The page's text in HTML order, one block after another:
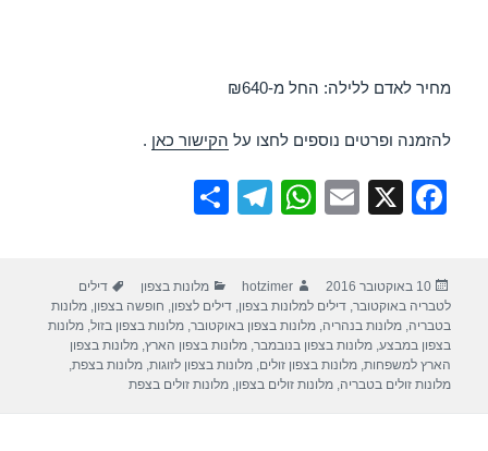
מחיר לאדם ללילה: החל מ-₪640
להזמנה ופרטים נוספים לחצו על הקישור כאן .
F
e
b
o
X
E
W
s
A
p
T
gr
a
m
e
פורסם
בתאריך
10 באוקטובר 2016 מחבר
hotzimer קטגוריות
מלונות בצפון תגיות
דילים
לטבריה באוקטובר,דילים למלונות בצפון,דילים לצפון, חופשה בצפון,מלונות
בטבריה,מלונות בנהריה,מלונות בצפון באוקטובר,מלונות בצפון בזול,מלונות
בצפון במבצע,מלונות בצפון בנובמבר,מלונות בצפון הארץ,מלונות בצפון
הארץ למשפחות,מלונות בצפון זולים,מלונות בצפון לזוגות,מלונות בצפת,
מלונות זולים בטבריה,מלונות זולים בצפון,מלונות זולים בצפת